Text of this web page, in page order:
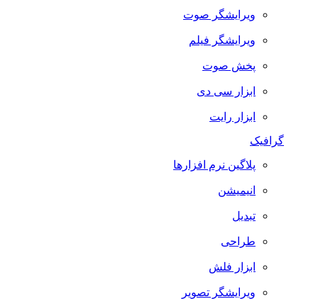
ویرایشگر صوت
ویرایشگر فیلم
پخش صوت
ابزار سی دی
ابزار رایت
گرافیک
پلاگین نرم افزارها
انیمیشن
تبدیل
طراحی
ابزار فلش
ویرایشگر تصویر